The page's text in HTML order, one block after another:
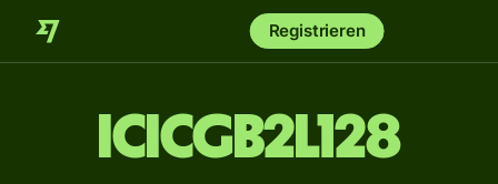
Registrieren
ICICGB2L128